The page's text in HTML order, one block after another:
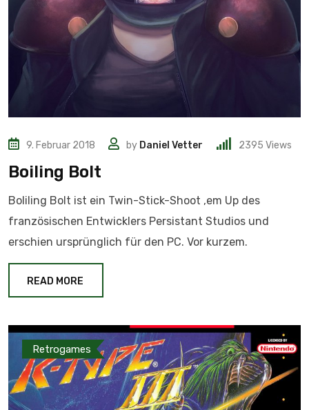
9. Februar 2018 by Daniel Vetter 2395 Views
Boiling Bolt
Boliling Bolt ist ein Twin-Stick-Shoot ‚em Up des
französischen Entwicklers Persistant Studios und
erschien ursprünglich für den PC. Vor kurzem.
READ MORE
Retrogames